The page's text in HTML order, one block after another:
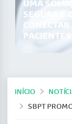
UMA
SEGURA E
INÍCIO
SBPT PROMOVE EVENTOS